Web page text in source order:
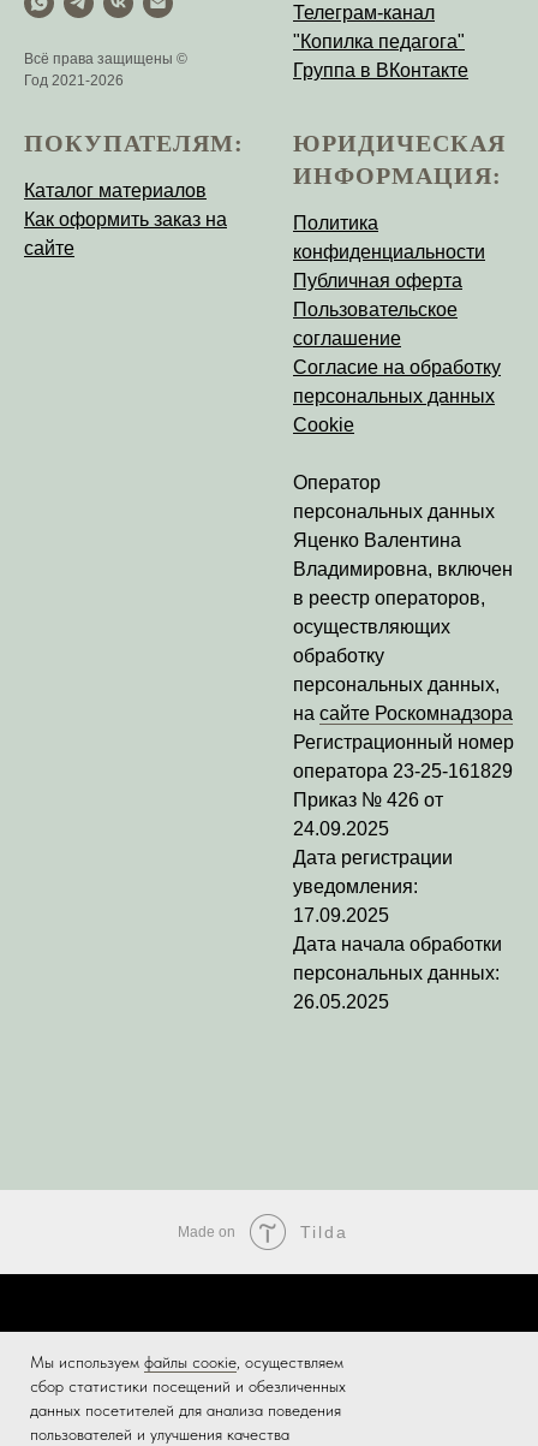
Мы используем файлы соокіе , осуществляем
сбор статистики посещений и обезличенных
данных посетителей для анализа поведения
пользователей и улучшения качества
Всё права защищены ©
Год 2021-2026
Телеграм-канал
"Копилка педагога"
Группа в ВКонтакте
ПОКУПАТЕЛЯМ:
Каталог материалов
Как оформить заказ на
сайте
ЮРИДИЧЕСКАЯ
ИНФОРМАЦИЯ:
Политика
конфиденциальности
Публичная оферта
Пользовательское
соглашение
Согласие на обработку
персональных данных
Cookie
Оператор
персональных данных
Яценко Валентина
Владимировна, включен
в реестр операторов,
осуществляющих
обработку
персональных данных,
на сайте Роскомнадзора
Регистрационный номер
оператора 23-25-161829
Приказ № 426 от
24.09.2025
Дата регистрации
уведомления:
17.09.2025
Дата начала обработки
персональных данных:
26.05.2025
Made on Tilda